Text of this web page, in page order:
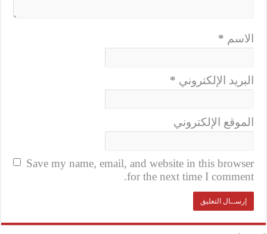
الاسم *
البريد الإلكتروني *
الموقع الإلكتروني
Save my name, email, and website in this browser
for the next time I comment.